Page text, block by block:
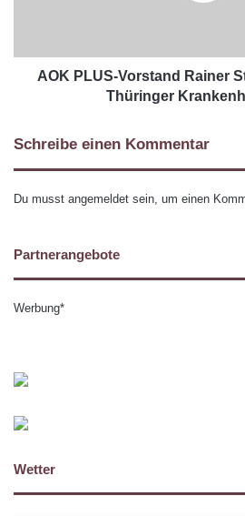
AOK PLUS-Vorstand Rainer
Thüringer
Schreibe einen Kommentar
Du musst angemeldet sein, um einen
Partnerangebote
Werbung*
Wetter